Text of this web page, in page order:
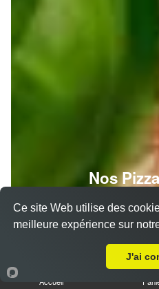
Nos
Accueil
Ce site Web utilise des
meilleure expérience sur
J'ai